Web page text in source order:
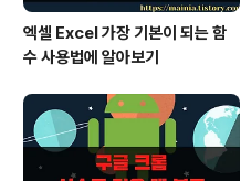
엑셀 Excel 가장 기본이 되는 함
수 사용법에 알아보기